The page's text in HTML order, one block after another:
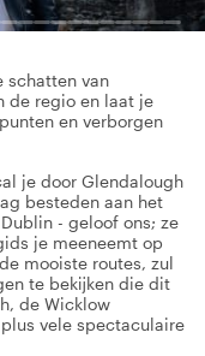
schatten van
de regio en laat je
en verborgen
je door Glendalough
besteden aan het
- geloof ons; ze
je meeneemt op
mooiste routes, zul
te bekijken die dit
de Wicklow
vele spectaculaire